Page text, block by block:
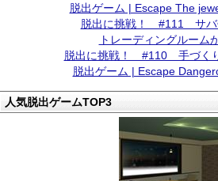
脱出ゲーム | Escape The
脱出に挑戦！ #111 サバ
トレーディングルーム
脱出に挑戦！ #110 手づく
脱出ゲーム | Escape
人気脱出ゲームTOP3